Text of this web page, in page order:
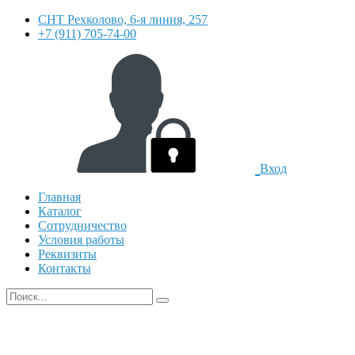
СНТ Рехколово, 6-я линия, 257
+7 (911) 705-74-00
Вход
Главная
Каталог
Сотрудничество
Условия работы
Реквизиты
Контакты